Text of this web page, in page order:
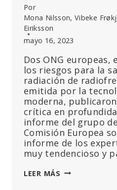
Por
Mona Nilsson, Vibeke
Eiriksson
mayo 16, 2023
Dos ONG europeas,
los riesgos para la
radiación de
emitida por la
moderna,
crítica en
informe del grupo
Comisión Europea
informe de los
muy tendencioso y
LEER MÁS CRÍTICA